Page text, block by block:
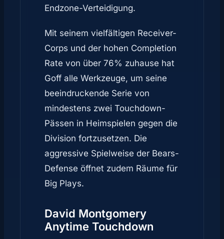
Endzone-Verteidigung.
Mit seinem vielfältigen Receiver-
Corps und der hohen Completion
Rate von über 76% zuhause hat
Goff alle Werkzeuge, um seine
beeindruckende Serie von
mindestens zwei Touchdown-
Pässen in Heimspielen gegen die
Division fortzusetzen. Die
aggressive Spielweise der Bears-
Defense öffnet zudem Räume für
Big Plays.
David Montgomery
Anytime Touchdown